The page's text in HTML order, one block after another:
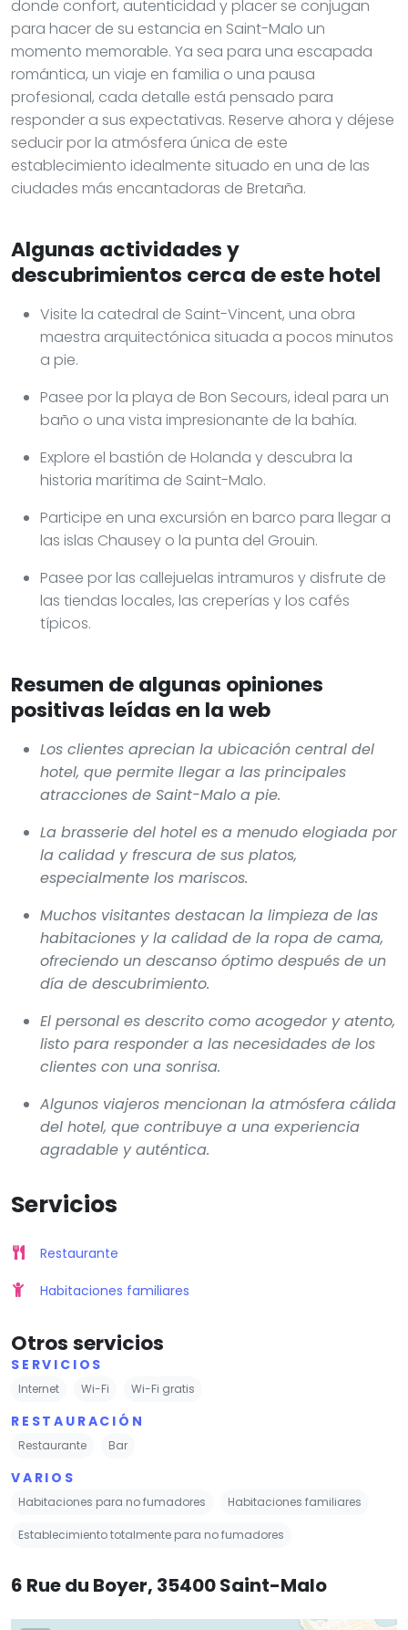
donde confort, autenticidad y placer se conjugan
para hacer de su estancia en Saint-Malo un
momento memorable. Ya sea para una escapada
romántica, un viaje en familia o una pausa
profesional, cada detalle está pensado para
responder a sus expectativas. Reserve ahora y déjese
seducir por la atmósfera única de este
establecimiento idealmente situado en una de las
ciudades más encantadoras de Bretaña.
Algunas actividades y
descubrimientos cerca de este hotel
Visite la catedral de Saint-Vincent, una obra
maestra arquitectónica situada a pocos minutos
a pie.
Pasee por la playa de Bon Secours, ideal para un
baño o una vista impresionante de la bahía.
Explore el bastión de Holanda y descubra la
historia marítima de Saint-Malo.
Participe en una excursión en barco para llegar a
las islas Chausey o la punta del Grouin.
Pasee por las callejuelas intramuros y disfrute de
las tiendas locales, las creperías y los cafés
típicos.
Resumen de algunas opiniones
positivas leídas en la web
Los clientes aprecian la ubicación central del
hotel, que permite llegar a las principales
atracciones de Saint-Malo a pie.
La brasserie del hotel es a menudo elogiada por
la calidad y frescura de sus platos,
especialmente los mariscos.
Muchos visitantes destacan la limpieza de las
habitaciones y la calidad de la ropa de cama,
ofreciendo un descanso óptimo después de un
día de descubrimiento.
El personal es descrito como acogedor y atento,
listo para responder a las necesidades de los
clientes con una sonrisa.
Algunos viajeros mencionan la atmósfera cálida
del hotel, que contribuye a una experiencia
agradable y auténtica.
Servicios
Restaurante
Habitaciones familiares
Otros servicios
SERVICIOS
Internet Wi-Fi Wi-Fi gratis
RESTAURACIÓN
Restaurante Bar
VARIOS
Habitaciones para no fumadores Habitaciones familiares
Establecimiento totalmente para no fumadores
6 Rue du Boyer, 35400 Saint-Malo